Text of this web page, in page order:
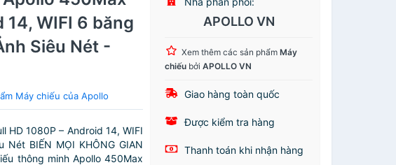
14, WIFI 6 băng
Siêu Nét -
Máy chiếu của Apollo
HD 1080P – Android 14, WIFI
BIẾN MỌI KHÔNG GIAN
thông minh Apollo 450Max
APOLLO VN
Xem thêm các sản phẩmMáy
chiếu bởiAPOLLO VN
Giao hàng toàn quốc
Được kiểm tra hàng
Thanh toán khi nhận hàng